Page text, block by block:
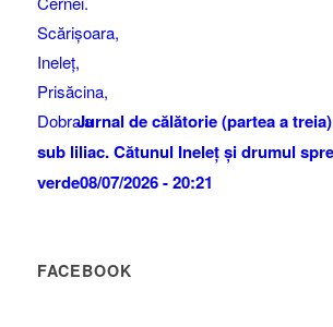
Jurnal de călătorie (partea a
sub liliac. Cătunul Ineleț și drumul
verde08/07/2026 - 20:21
FACEBOOK